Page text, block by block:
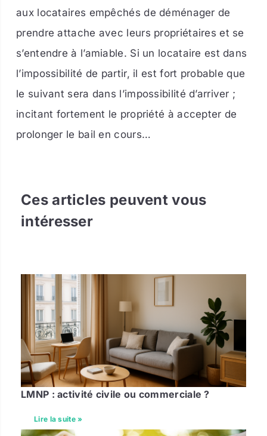
aux locataires empêchés de déménager de
prendre attache avec leurs propriétaires et se
s’entendre à l’amiable. Si un locataire est dans
l’impossibilité de partir, il est fort probable que
le suivant sera dans l’impossibilité d’arriver ;
incitant fortement le propriété à accepter de
prolonger le bail en cours…
Ces articles peuvent vous
intéresser
LMNP : activité civile ou commerciale ?
Lire la suite »